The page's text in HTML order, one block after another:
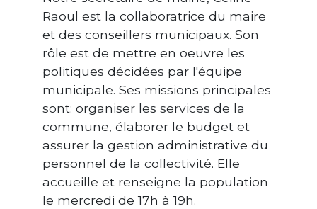
Raoul est la collaboratrice du maire
et des conseillers municipaux. Son
rôle est de mettre en oeuvre les
politiques décidées par l'équipe
municipale. Ses missions principales
sont: organiser les services de la
commune, élaborer le budget et
assurer la gestion administrative du
personnel de la collectivité. Elle
accueille et renseigne la population
le mercredi de 17h à 19h.